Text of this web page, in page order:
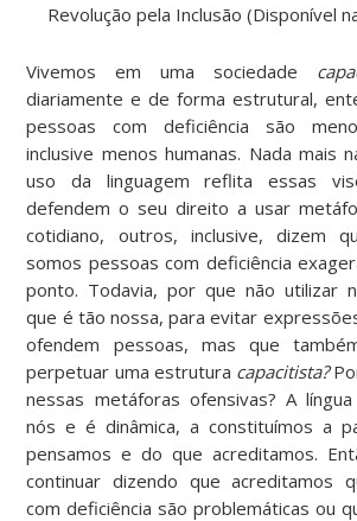
Revolução pela Inclusão (Disponível
Vivemos em uma sociedade
diariamente e de forma estrutural,
pessoas com deficiência são
inclusive menos humanas. Nada mais
uso da linguagem reflita essas
defendem o seu direito a usar
cotidiano, outros, inclusive, dizem
somos pessoas com deficiência
ponto. Todavia, por que não utilizar
que é tão nossa, para evitar
ofendem pessoas, mas que
perpetuar uma estrutura capacitista?
nessas metáforas ofensivas? A
nós e é dinâmica, a constituímos a
pensamos e do que acreditamos.
continuar dizendo que acreditamos
com deficiência são problemáticas ou